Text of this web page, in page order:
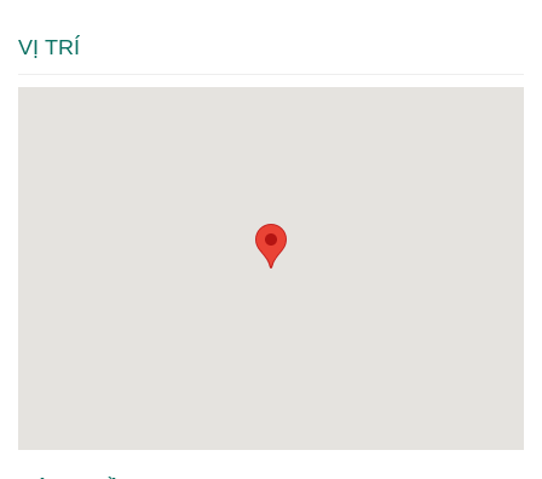
VỊ TRÍ